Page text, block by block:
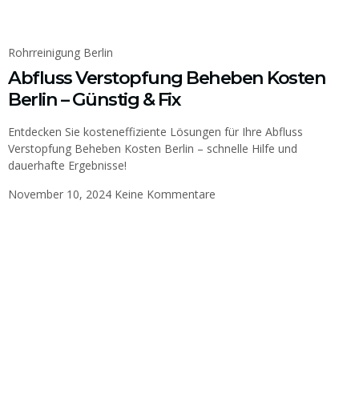
Rohrreinigung Berlin
Abfluss Verstopfung Beheben Kosten
Berlin – Günstig & Fix
Entdecken Sie kosteneffiziente Lösungen für Ihre Abfluss
Verstopfung Beheben Kosten Berlin – schnelle Hilfe und
dauerhafte Ergebnisse!
November 10, 2024 Keine Kommentare